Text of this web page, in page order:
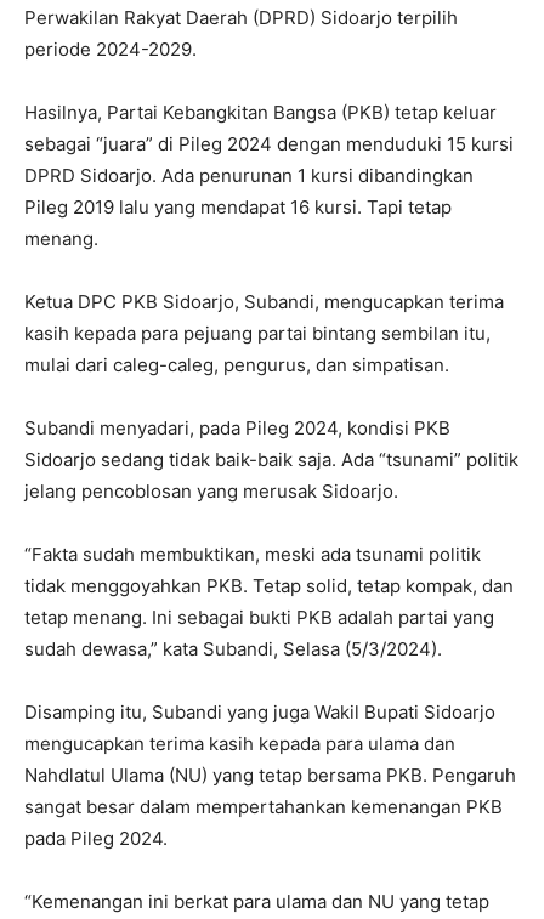
Perwakilan Rakyat Daerah (DPRD) Sidoarjo terpilih
periode 2024-2029.
Hasilnya, Partai Kebangkitan Bangsa (PKB) tetap keluar
sebagai “juara” di Pileg 2024 dengan menduduki 15 kursi
DPRD Sidoarjo. Ada penurunan 1 kursi dibandingkan
Pileg 2019 lalu yang mendapat 16 kursi. Tapi tetap
menang.
Ketua DPC PKB Sidoarjo, Subandi, mengucapkan terima
kasih kepada para pejuang partai bintang sembilan itu,
mulai dari caleg-caleg, pengurus, dan simpatisan.
Subandi menyadari, pada Pileg 2024, kondisi PKB
Sidoarjo sedang tidak baik-baik saja. Ada “tsunami” politik
jelang pencoblosan yang merusak Sidoarjo.
“Fakta sudah membuktikan, meski ada tsunami politik
tidak menggoyahkan PKB. Tetap solid, tetap kompak, dan
tetap menang. Ini sebagai bukti PKB adalah partai yang
sudah dewasa,” kata Subandi, Selasa (5/3/2024).
Disamping itu, Subandi yang juga Wakil Bupati Sidoarjo
mengucapkan terima kasih kepada para ulama dan
Nahdlatul Ulama (NU) yang tetap bersama PKB. Pengaruh
sangat besar dalam mempertahankan kemenangan PKB
pada Pileg 2024.
“Kemenangan ini berkat para ulama dan NU yang tetap